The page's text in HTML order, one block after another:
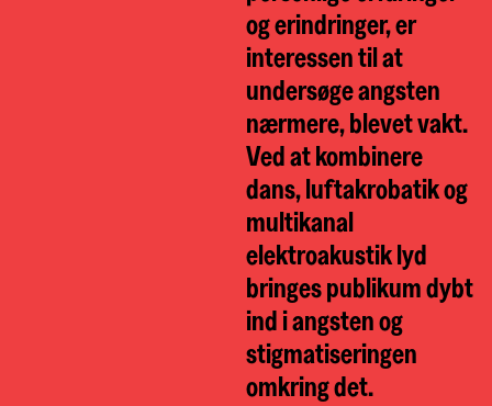
og erindringer, er
interessen til at
undersøge angsten
nærmere, blevet vakt.
Ved at kombinere
dans, luftakrobatik og
multikanal
elektroakustik lyd
bringes publikum dybt
ind i angsten og
stigmatiseringen
omkring det.